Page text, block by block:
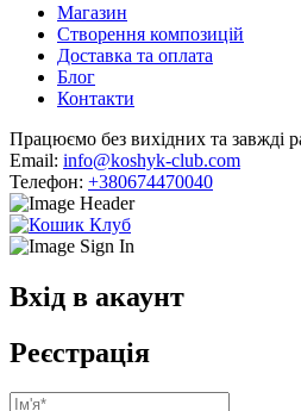
Магазин
Створення композицій
Доставка та оплата
Блог
Контакти
Працюємо без вихідних та завжді
Email: info@koshyk-club.com
Телефон: +380674470040
Вхід в акаунт
Реєстрація